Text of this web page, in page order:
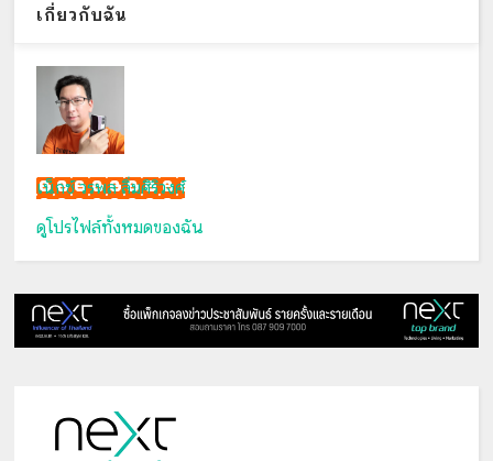
เกี่ยวกับฉัน
เน็กซ์ วรพล ลิ่มศิริวงศ์
ดูโปรไฟล์ทั้งหมดของฉัน